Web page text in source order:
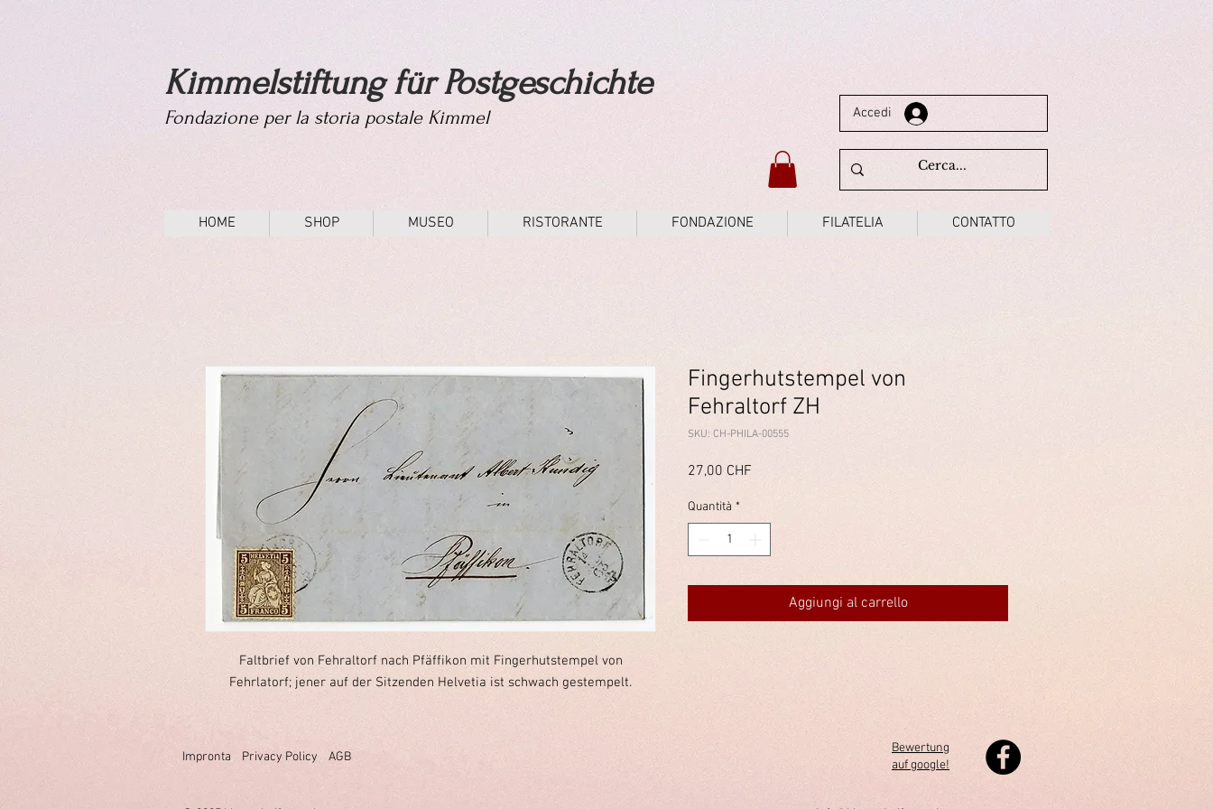
Kimmelstiftung für Postgeschichte
Fondazione per la storia postale Kimmel Accedi
HOME SHOP MUSEO RISTORANTE FONDAZIONE FILATELIA CONTATTO
Faltbrief von Fehraltorf nach Pfäffikon mit Fingerhutstempel von
Fehrlatorf; jener auf der Sitzenden Helvetia ist schwach gestempelt.
Fingerhutstempel von
Fehraltorf ZH
SKU: CH-PHILA-00555
27,00 CHF
Quantità *
Aggiungi al carrello
Impronta Privacy Policy AGB
Bewertung
auf google!